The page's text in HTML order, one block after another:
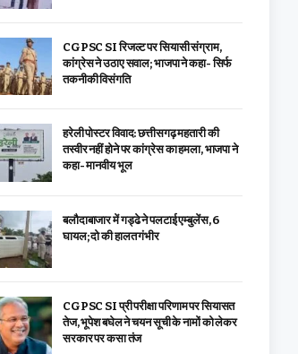
CGPSC SI रिजल्ट पर सियासी संग्राम,
कांग्रेस ने उठाए सवाल; भाजपा ने कहा- सिर्फ
तकनीकी विसंगति
हरेली पोस्टर विवाद: छत्तीसगढ़ महतारी की
तस्वीर नहीं होने पर कांग्रेस का हमला, भाजपा ने
कहा- मानवीय भूल
बलौदाबाजार में गड्ढे ने पलटाई एम्बुलेंस, 6
घायल; दो की हालत गंभीर
CGPSC SI प्री परीक्षा परिणाम पर सियासत
तेज, भूपेश बघेल ने चयन सूची के नामों को लेकर
सरकार पर कसा तंज